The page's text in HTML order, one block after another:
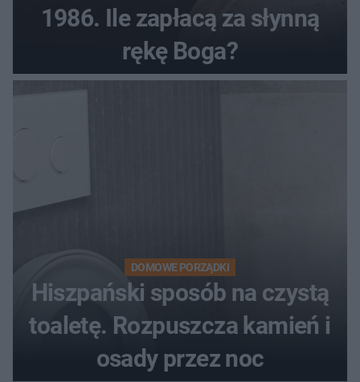
1986. Ile zapłacą za słynną
rękę Boga?
DOMOWE PORZĄDKI
Hiszpański sposób na czystą
toaletę. Rozpuszcza kamień i
osady przez noc